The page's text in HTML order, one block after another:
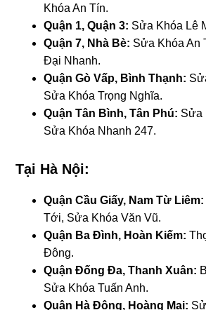
Khóa An Tín.
Quận 1, Quận 3: Sửa Khóa Lê
Quận 7, Nhà Bè: Sửa Khóa An
Đại Nhanh.
Quận Gò Vấp, Bình Thạnh:
Sửa Khóa Trọng Nghĩa.
Quận Tân Bình, Tân Phú: Sửa
Sửa Khóa Nhanh 247.
Tại Hà Nội:
Quận Cầu Giấy, Nam Từ Liêm:
Tới, Sửa Khóa Văn Vũ.
Quận Ba Đình, Hoàn Kiếm:
Đông.
Quận Đống Đa, Thanh Xuân:
Sửa Khóa Tuấn Anh.
Quận Hà Đông, Hoàng Mai: